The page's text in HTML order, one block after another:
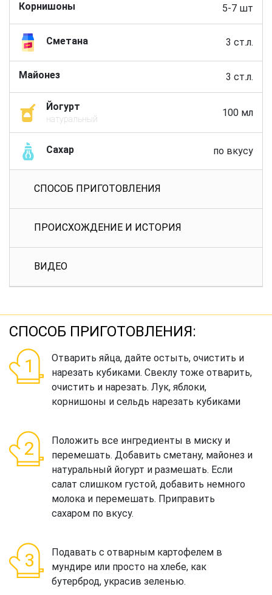
Корнишоны 5-7 шт
Сметана 3 ст.л.
Майонез 3 ст.л.
Йогурт
натуральный
100 мл
Сахар по вкусу
СПОСОБ ПРИГОТОВЛЕНИЯ
ПРОИСХОЖДЕНИЕ И ИСТОРИЯ
ВИДЕО
СПОСОБ ПРИГОТОВЛЕНИЯ:
Отварить яйца, дайте остыть, очистить и
нарезать кубиками. Свеклу тоже отварить,
очистить и нарезать. Лук, яблоки,
корнишоны и сельдь нарезать кубиками
Положить все ингредиенты в миску и
перемешать. Добавить сметану, майонез и
натуральный йогурт и размешать. Если
салат слишком густой, добавить немного
молока и перемешать. Приправить
сахаром по вкусу.
Подавать с отварным картофелем в
мундире или просто на хлебе, как
бутерброд, украсив зеленью.